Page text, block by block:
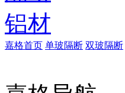
嘉格首页 单玻隔断 双玻隔断